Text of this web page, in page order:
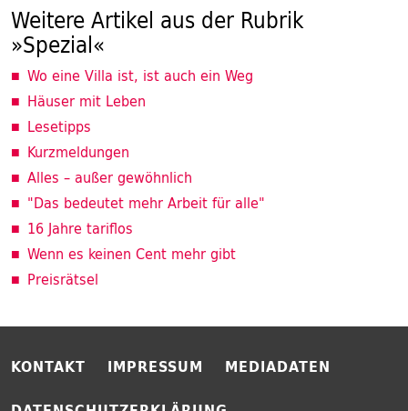
Weitere Artikel aus der Rubrik
»Spezial«
Wo eine Villa ist, ist auch ein Weg
Häuser mit Leben
Lesetipps
Kurzmeldungen
Alles – außer gewöhnlich
"Das bedeutet mehr Arbeit für alle"
16 Jahre tariflos
Wenn es keinen Cent mehr gibt
Preisrätsel
KONTAKT IMPRESSUM
MEDIADATEN